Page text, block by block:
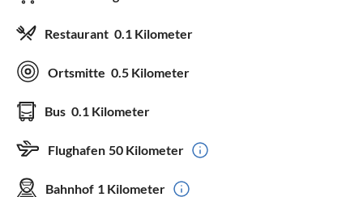
Restaurant 0.1 Kilometer
Ortsmitte 0.5 Kilometer
Bus 0.1 Kilometer
Flughafen 50 Kilometer
Bahnhof 1 Kilometer